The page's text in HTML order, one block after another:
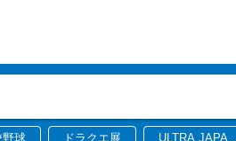
野球 ドラクエ展
ULTRA JAPAN